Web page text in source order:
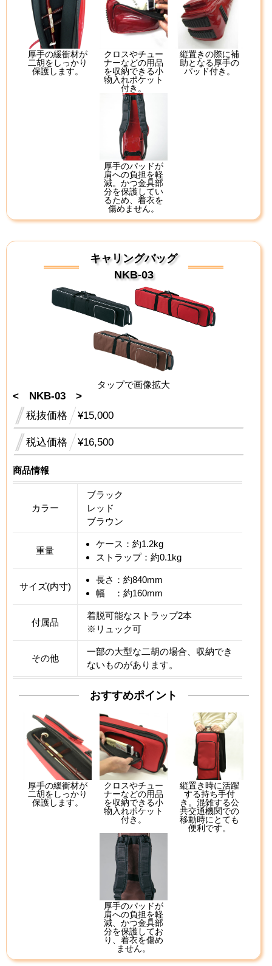
厚手の緩衝材が
二胡をしっかり
保護します。
クロスやチュー
ナーなどの用品
を収納できる小
物入れポケット
付き。
縦置きの際に補
助となる厚手の
パッド付き。
厚手のパッドが
肩への負担を軽
減。かつ金具部
分を保護してい
るため、着衣を
傷めません。
キャリングバッグ
NKB-03
タップで画像拡大
< NKB-03 >
税抜価格
¥15,000
税込価格 ¥16,500
商品情報
カラー
ブラック
レッド
ブラウン
重量
ケース：約1.2kg
ストラップ：約0.1kg
サイズ(内寸)
長さ：約840mm
幅 ：約160mm
付属品
着脱可能なストラップ2本
※リュック可
その他
一部の大型な二胡の場合、収納でき
ないものがあります。
おすすめポイント
厚手の緩衝材が
二胡をしっかり
保護します。
クロスやチュー
ナーなどの用品
を収納できる小
物入れポケット
付き。
縦置き時に活躍
する持ち手付
き。混雑する公
共交通機関での
移動時にとても
便利です。
厚手のパッドが
肩への負担を軽
減、かつ金具部
分を保護してお
り、着衣を傷め
ません。